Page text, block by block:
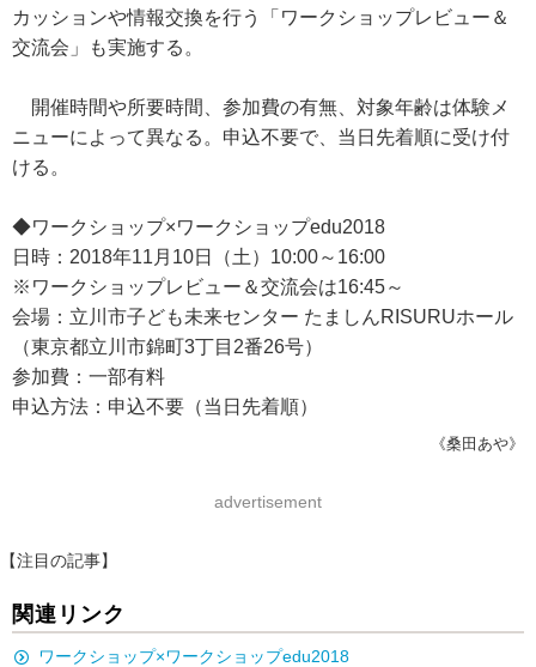
カッションや情報交換を行う「ワークショップレビュー＆
交流会」も実施する。
開催時間や所要時間、参加費の有無、対象年齢は体験メ
ニューによって異なる。申込不要で、当日先着順に受け付
ける。
◆ワークショップ×ワークショップedu2018
日時：2018年11月10日（土）10:00～16:00
※ワークショップレビュー＆交流会は16:45～
会場：立川市子ども未来センター たましんRISURUホール
（東京都立川市錦町3丁目2番26号）
参加費：一部有料
申込方法：申込不要（当日先着順）
《桑田あや》
advertisement
【注目の記事】
関連リンク
ワークショップ×ワークショップedu2018